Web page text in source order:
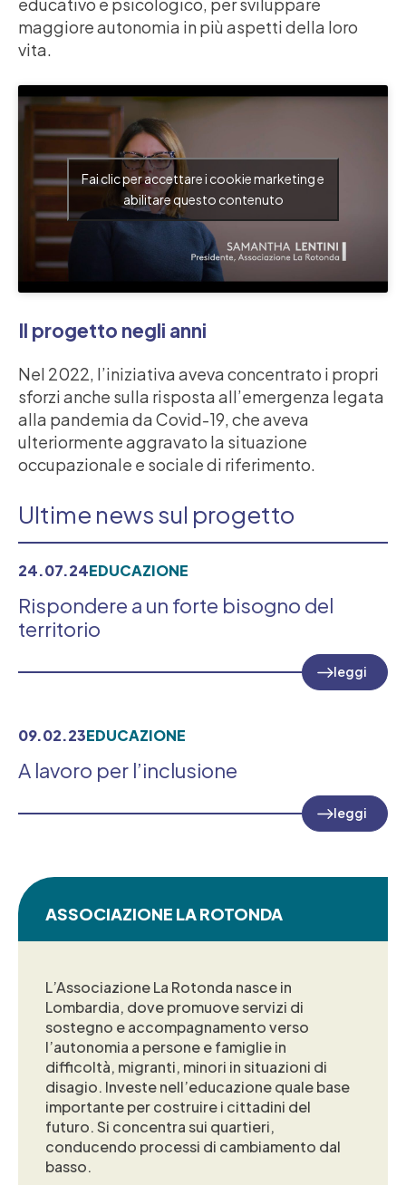
maggiore autonomia in più aspetti della loro
vita.
Fai clic per accettare i cookie marketing e
abilitare questo contenuto
Il progetto negli anni
Nel 2022, l’iniziativa aveva concentrato i propri
sforzi anche sulla risposta all’emergenza legata
alla pandemia da Covid-19, che aveva
ulteriormente aggravato la situazione
occupazionale e sociale di riferimento.
Ultime news sul progetto
24.07.24EDUCAZIONE
Rispondere a un forte bisogno del
territorio
leggi
09.02.23EDUCAZIONE
A lavoro per l’inclusione
leggi
ASSOCIAZIONE LA ROTONDA
L’Associazione La Rotonda nasce in
Lombardia, dove promuove servizi di
sostegno e accompagnamento verso
l’autonomia a persone e famiglie in
difficoltà, migranti, minori in situazioni di
disagio. Investe nell’educazione quale base
importante per costruire i cittadini del
futuro. Si concentra sui quartieri,
conducendo processi di cambiamento dal
basso.